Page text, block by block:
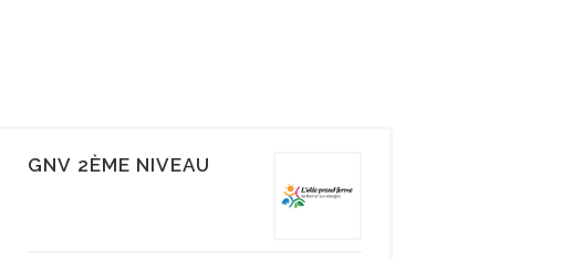
GNV 2ÈME NIVEAU